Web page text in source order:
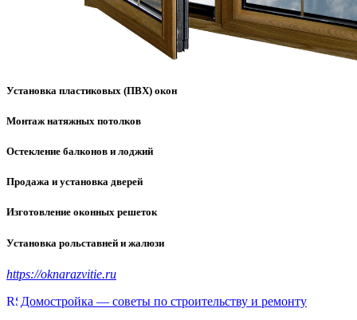
Установка пластиковых (ПВХ) окон
Монтаж натяжных потолков
Остекление балконов и лоджий
Продажа и установка дверей
Изготовление оконных решеток
Установка рольставней и жалюзи
https://oknarazvitie.ru
Домостройка — советы по строительству и ремонту